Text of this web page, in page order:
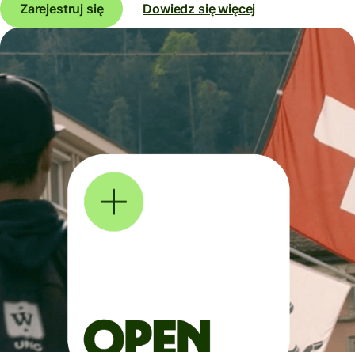
Zarejestruj się
Dowiedz się więcej